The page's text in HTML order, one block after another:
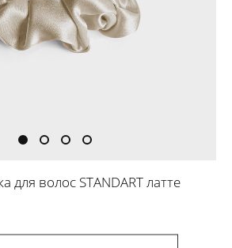
для волос STANDART латте